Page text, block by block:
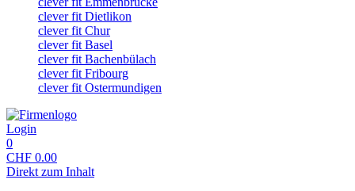
clever fit Dietlikon
clever fit Chur
clever fit Basel
clever fit Bachenbülach
clever fit Fribourg
clever fit Ostermundigen
Login
0
CHF 0.00
Direkt zum Inhalt